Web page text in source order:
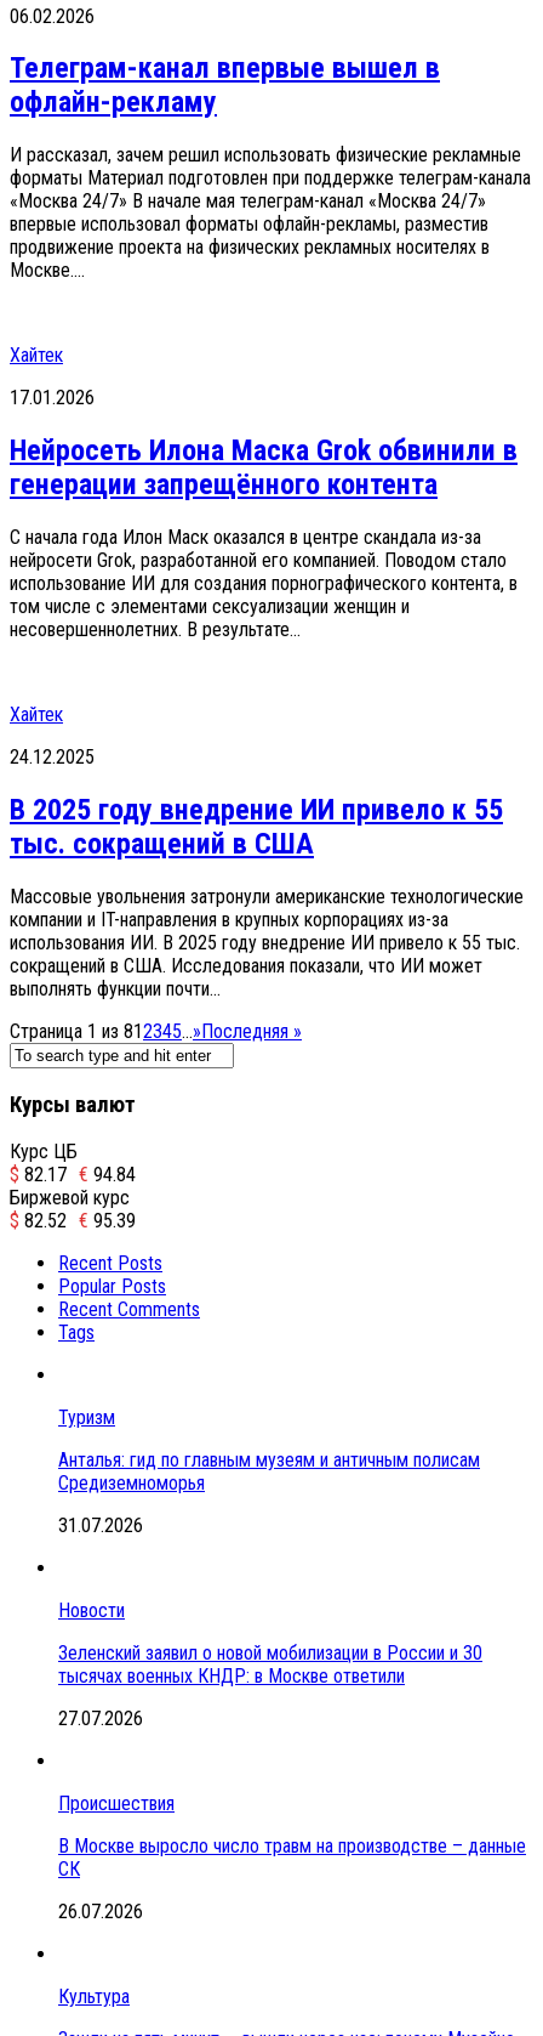
06.02.2026
Телеграм-канал впервые вышел в
офлайн-рекламу
И рассказал, зачем решил использовать физические рекламные
форматы Материал подготовлен при поддержке телеграм-канала
«Москва 24/7» В начале мая телеграм-канал «Москва 24/7»
впервые использовал форматы офлайн-рекламы, разместив
продвижение проекта на физических рекламных носителях в
Москве....
Хайтек
17.01.2026
Нейросеть Илона Маска Grok обвинили в
генерации запрещённого контента
С начала года Илон Маск оказался в центре скандала из-за
нейросети Grok, разработанной его компанией. Поводом стало
использование ИИ для создания порнографического контента, в
том числе с элементами сексуализации женщин и
несовершеннолетних. В результате...
Хайтек
24.12.2025
В 2025 году внедрение ИИ привело к 55
тыс. сокращений в США
Массовые увольнения затронули американские технологические
компании и IT-направления в крупных корпорациях из-за
использования ИИ. В 2025 году внедрение ИИ привело к 55 тыс.
сокращений в США. Исследования показали, что ИИ может
выполнять функции почти...
Страница 1 из 812345...»Последняя »
Курсы валют
Курс ЦБ
$ 82.17 € 94.84
Биржевой курс
$ 82.52 € 95.39
Recent Posts
Popular Posts
Recent Comments
Tags
Туризм
Анталья: гид по главным музеям и античным полисам
Средиземноморья
31.07.2026
Новости
Зеленский заявил о новой мобилизации в России и 30
тысячах военных КНДР: в Москве ответили
27.07.2026
Происшествия
В Москве выросло число травм на производстве – данные
СК
26.07.2026
Культура